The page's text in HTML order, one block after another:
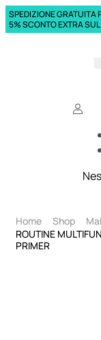
SPEDIZIONE GRATUITA
5% SCONTO EXTRA
Home Shop
ROUTINE
PRIMER